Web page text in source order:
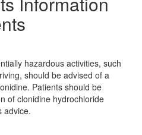
hazardous activities, such
should be advised of a
Patients should be
of clonidine hydrochloride
advice.